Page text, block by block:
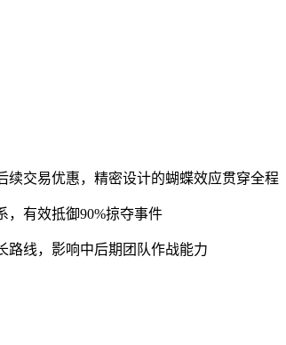
续交易优惠，精密设计的蝴蝶效应贯穿全程
，有效抵御90%掠夺事件
路线，影响中后期团队作战能力